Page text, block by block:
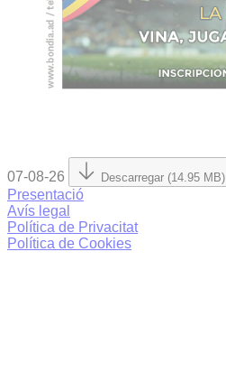
07-08-26 Descarregar (14.95 MB)
Presentació
Avís legal
Política de Privacitat
Política de Cookies